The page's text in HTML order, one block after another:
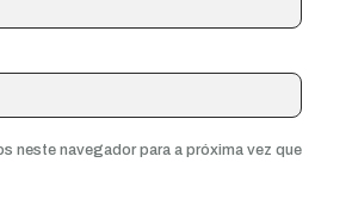
neste navegador para a próxima vez que